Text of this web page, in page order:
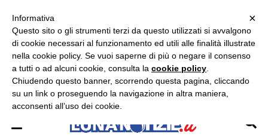
ASCOLTA RADIO LUNA
×
×
Informativa
Questo sito o gli strumenti terzi da questo utilizzati si avvalgono
di cookie necessari al funzionamento ed utili alle finalità illustrate
nella cookie policy. Se vuoi saperne di più o negare il consenso
a tutti o ad alcuni cookie, consulta la cookie policy
Chiudendo questo banner, scorrendo questa pagina, cliccando
su un link o proseguendo la navigazione in altra maniera,
acconsenti all’uso dei cookie.